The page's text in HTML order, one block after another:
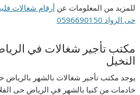
للمزيد من المعلومات عنأرقام شغالات
حى الرواد 0596690150
مكتب تأجير شغالات في
النخيل
يوجد مكتب تأجير شغالات بالشهر بالرياض
خادمات من كنيا بالشهر في الرياض حى